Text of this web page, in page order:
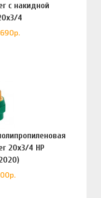
с накидной
4
р.
20х3/4 НР
р.